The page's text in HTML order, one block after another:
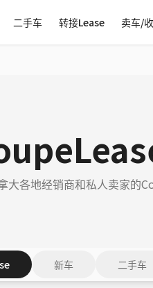
二手车 转接Lease 卖车/
大各地经销商和私人卖家的
新车 二手车